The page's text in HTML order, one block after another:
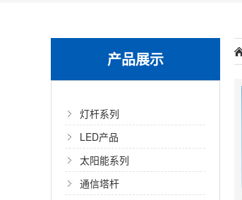
产品展示
灯杆系列
LED产品
太阳能系列
通信塔杆